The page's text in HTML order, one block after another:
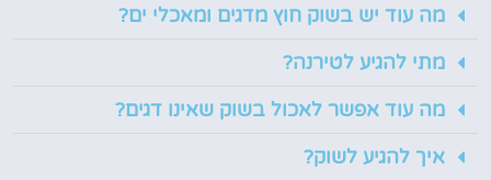
מה עוד יש בשוק חוץ מדגים ומאכלי ים?
מתי להגיע לטירנה?
מה עוד אפשר לאכול בשוק שאינו דגים?
איך להגיע לשוק?